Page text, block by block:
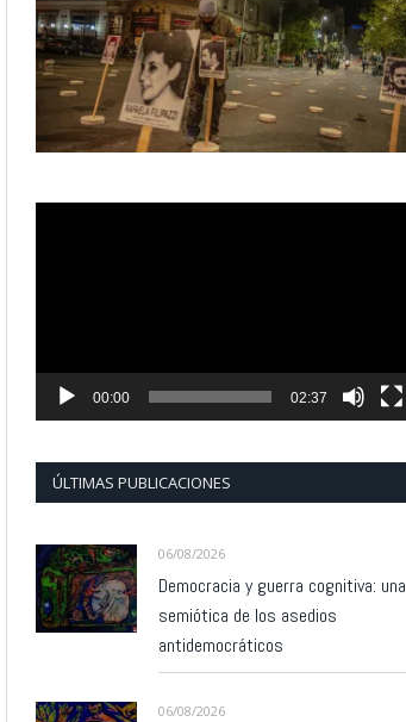
00:00 02:37
ÚLTIMAS PUBLICACIONES
06/08/2026
Democracia y guerra cognitiva: una
semiótica de los asedios
antidemocráticos
06/08/2026